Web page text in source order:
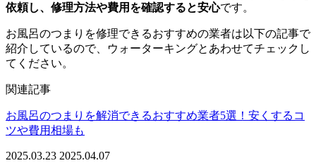
依頼し、修理方法や費用を確認すると安心です。
お風呂のつまりを修理できるおすすめの業者は以下の記事で
紹介しているので、ウォーターキングとあわせてチェックし
てください。
関連記事
お風呂のつまりを解消できるおすすめ業者5選！安くするコ
ツや費用相場も
2025.03.23 2025.04.07